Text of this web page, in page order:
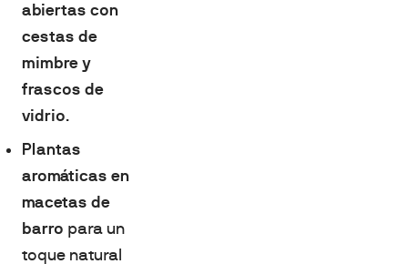
abiertas con
cestas de
mimbre y
frascos de
vidrio.
Plantas
aromáticas en
macetas de
barro para un
toque natural